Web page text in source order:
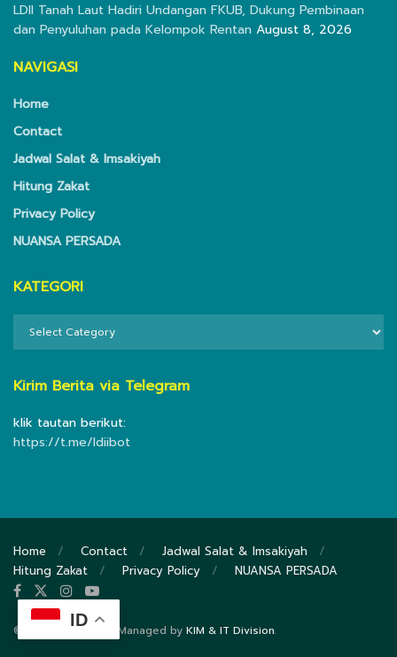
LDII Tanah Laut Hadiri Undangan FKUB, Dukung Pembinaan
dan Penyuluhan pada Kelompok Rentan August 8, 2026
NAVIGASI
Home
Contact
Jadwal Salat & Imsakiyah
Hitung Zakat
Privacy Policy
NUANSA PERSADA
KATEGORI
KATEGORI
Kirim Berita via Telegram
klik tautan berikut:
https://t.me/ldiibot
Home Contact
Jadwal Salat & Imsakiyah
Hitung Zakat
Privacy Policy NUANSA PERSADA
© 2020 DPP LDII - Managed by KIM & IT Division.
ID